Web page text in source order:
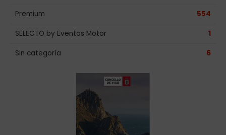
Premium 554
SELECTO by Eventos Motor 1
Sin categoría 6